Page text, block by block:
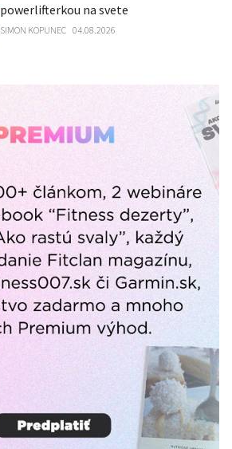
powerlifterkou na svete
SIMON KOPUNEC 04.08.2026